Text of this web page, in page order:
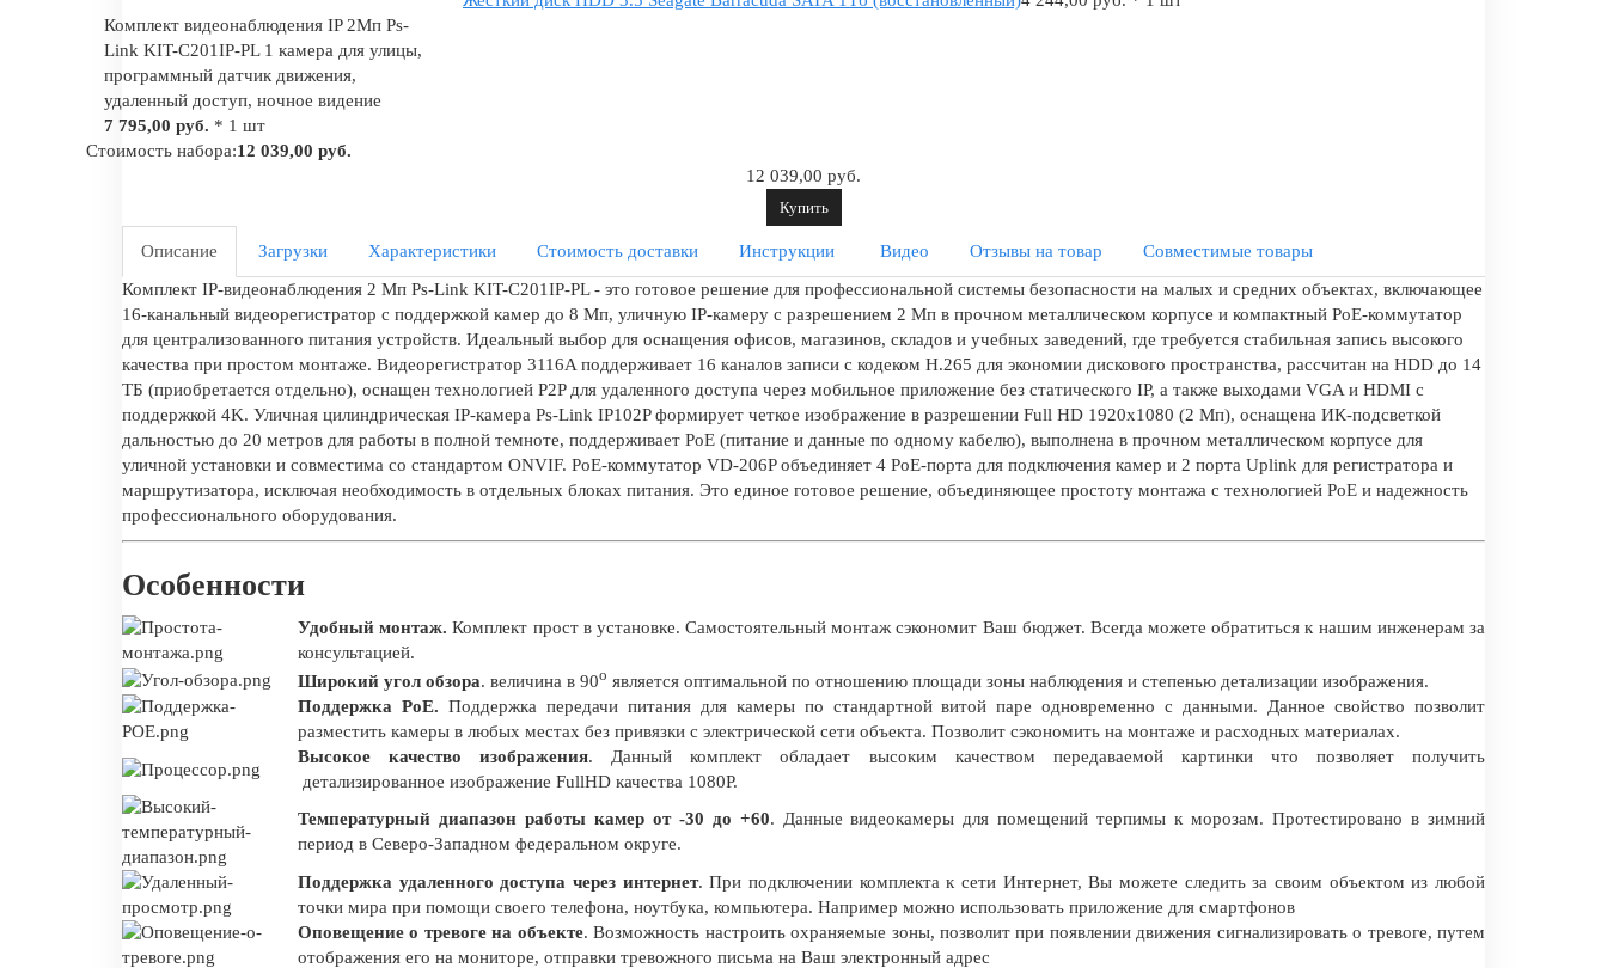
Комплект видеонаблюдения IP 2Мп Ps-
Link KIT-C201IP-PL 1 камера для улицы,
программный датчик движения,
удаленный доступ, ночное видение
7 795,00 руб. * 1 шт
Стоимость набора:12 039,00 руб.
12 039,00 руб.
Купить
Описание Загрузки Характеристики Стоимость доставки Инструкции Видео Отзывы на товар
Совместимые товары
Комплект IP-видеонаблюдения 2 Мп Ps-Link KIT-C201IP-PL - это готовое решение для профессиональной системы безопасности на малых и средних объектах, включающее
16-канальный видеорегистратор с поддержкой камер до 8 Мп, уличную IP-камеру с разрешением 2 Мп в прочном металлическом корпусе и компактный PoE-коммутатор
для централизованного питания устройств. Идеальный выбор для оснащения офисов, магазинов, складов и учебных заведений, где требуется стабильная запись высокого
качества при простом монтаже. Видеорегистратор 3116A поддерживает 16 каналов записи с кодеком H.265 для экономии дискового пространства, рассчитан на HDD до 14
ТБ (приобретается отдельно), оснащен технологией P2P для удаленного доступа через мобильное приложение без статического IP, а также выходами VGA и HDMI с
поддержкой 4K. Уличная цилиндрическая IP-камера Ps-Link IP102P формирует четкое изображение в разрешении Full HD 1920x1080 (2 Мп), оснащена ИК-подсветкой
дальностью до 20 метров для работы в полной темноте, поддерживает PoE (питание и данные по одному кабелю), выполнена в прочном металлическом корпусе для
уличной установки и совместима со стандартом ONVIF. PoE-коммутатор VD-206P объединяет 4 PoE-порта для подключения камер и 2 порта Uplink для регистратора и
маршрутизатора, исключая необходимость в отдельных блоках питания. Это единое готовое решение, объединяющее простоту монтажа с технологией PoE и надежность
профессионального оборудования.
Особенности
Удобный монтаж. Комплект прост в установке. Самостоятельный монтаж сэкономит Ваш бюджет. Всегда можете обратиться к нашим инженерам за
консультацией.
Широкий угол обзора. величина в 90о является оптимальной по отношению площади зоны наблюдения и степенью детализации изображения.
Поддержка PoE. Поддержка передачи питания для камеры по стандартной витой паре одновременно с данными. Данное свойство позволит
разместить камеры в любых местах без привязки с электрической сети объекта. Позволит сэкономить на монтаже и расходных материалах.
Высокое качество изображения. Данный комплект обладает высоким качеством передаваемой картинки что позволяет получить
детализированное изображение FullHD качества 1080P.
Температурный диапазон работы камер от -30 до +60. Данные видеокамеры для помещений терпимы к морозам. Протестировано в зимний
период в Северо-Западном федеральном округе.
Поддержка удаленного доступа через интернет. При подключении комплекта к сети Интернет, Вы можете следить за своим объектом из любой
точки мира при помощи своего телефона, ноутбука, компьютера. Например можно использовать приложение для смартфонов
Оповещение о тревоге на объекте. Возможность настроить охраняемые зоны, позволит при появлении движения сигнализировать о тревоге, путем
отображения его на мониторе, отправки тревожного письма на Ваш электронный адрес